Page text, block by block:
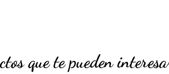
que te pueden